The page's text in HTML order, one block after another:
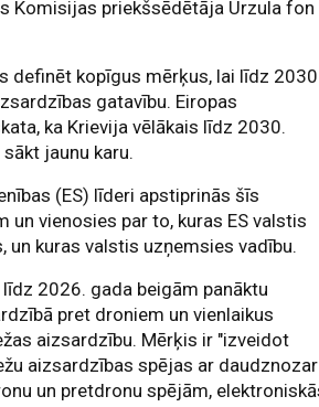
Komisijas priekšsēdētāja Urzula fon
definēt kopīgus mērķus, lai līdz
gatavību. Eiropas
ka Krievija vēlākais līdz 2030.
jaunu karu.
(ES) līderi apstiprinās šīs
un vienosies par to, kuras ES valstis
un kuras valstis uzņemsies vadību.
līdz 2026. gada beigām panāktu
pret droniem un vienlaikus
aizsardzību. Mērķis ir "izveidot
aizsardzības spējas ar
un pretdronu spējām,